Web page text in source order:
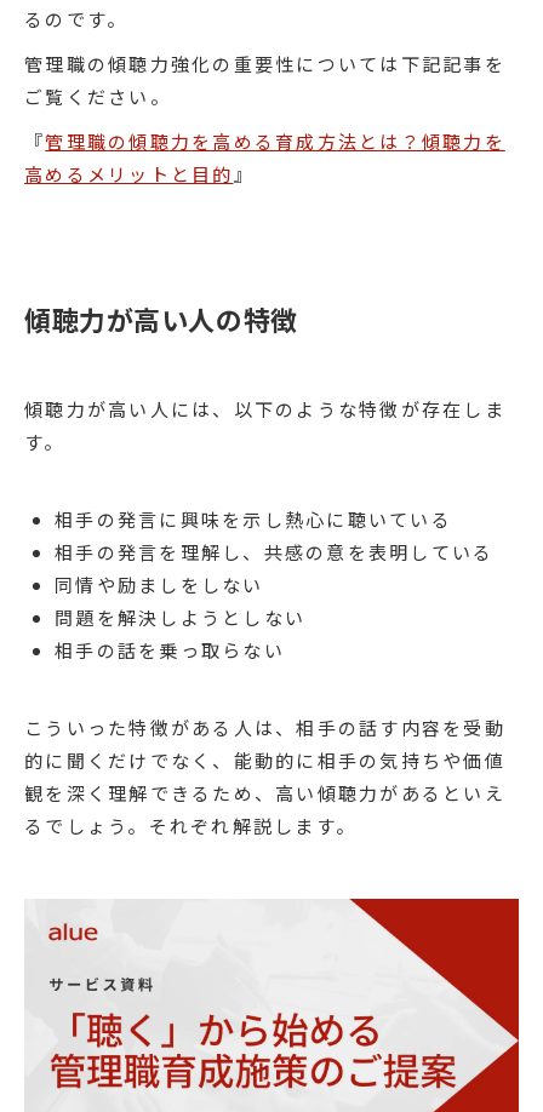
るのです。
管理職の傾聴力強化の重要性については下記記事を
ご覧ください。
『管理職の傾聴力を高める育成方法とは？傾聴力を
高めるメリットと目的 』
傾聴力が高い人の特徴
傾聴力が高い人には、以下のような特徴が存在しま
す。
相手の発言に興味を示し熱心に聴いている
相手の発言を理解し、共感の意を表明している
同情や励ましをしない
問題を解決しようとしない
相手の話を乗っ取らない
こういった特徴がある人は、相手の話す内容を受動
的に聞くだけでなく、能動的に相手の気持ちや価値
観を深く理解できるため、高い傾聴力があるといえ
るでしょう。それぞれ解説します。